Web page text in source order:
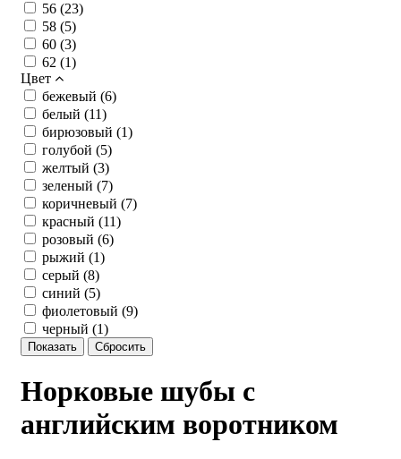
56 (23)
58 (5)
60 (3)
62 (1)
Цвет
бежевый (6)
белый (11)
бирюзовый (1)
голубой (5)
желтый (3)
зеленый (7)
коричневый (7)
красный (11)
розовый (6)
рыжий (1)
серый (8)
синий (5)
фиолетовый (9)
черный (1)
Норковые шубы с
английским воротником